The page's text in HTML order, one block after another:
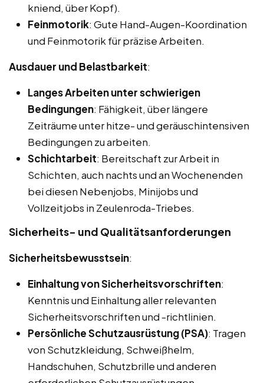
kniend, über Kopf).
Feinmotorik: Gute Hand-Augen-Koordination
und Feinmotorik für präzise Arbeiten.
Ausdauer und Belastbarkeit:
Langes Arbeiten unter schwierigen
Bedingungen: Fähigkeit, über längere
Zeiträume unter hitze- und geräuschintensiven
Bedingungen zu arbeiten.
Schichtarbeit: Bereitschaft zur Arbeit in
Schichten, auch nachts und an Wochenenden
bei diesen Nebenjobs, Minijobs und
Vollzeitjobs in Zeulenroda-Triebes.
Sicherheits- und Qualitätsanforderungen
Sicherheitsbewusstsein:
Einhaltung von Sicherheitsvorschriften:
Kenntnis und Einhaltung aller relevanten
Sicherheitsvorschriften und -richtlinien.
Persönliche Schutzausrüstung (PSA): Tragen
von Schutzkleidung, Schweißhelm,
Handschuhen, Schutzbrille und anderen